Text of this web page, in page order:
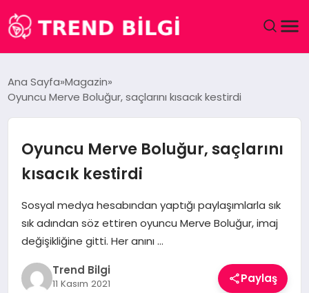
DÜNYA
EĞITIM
EKONOMI
MAGAZIN
SAĞLIK
SPOR
Ana Sayfa Magazin
Oyuncu Merve Boluğur, saçlarını kısacık kestirdi
Oyuncu Merve Boluğur, saçlarını
kısacık kestirdi
Sosyal medya hesabından yaptığı paylaşımlarla sık
sık adından söz ettiren oyuncu Merve Boluğur, imaj
değişikliğine gitti. Her anını …
Trend Bilgi
11 Kasım 2021 Paylaş